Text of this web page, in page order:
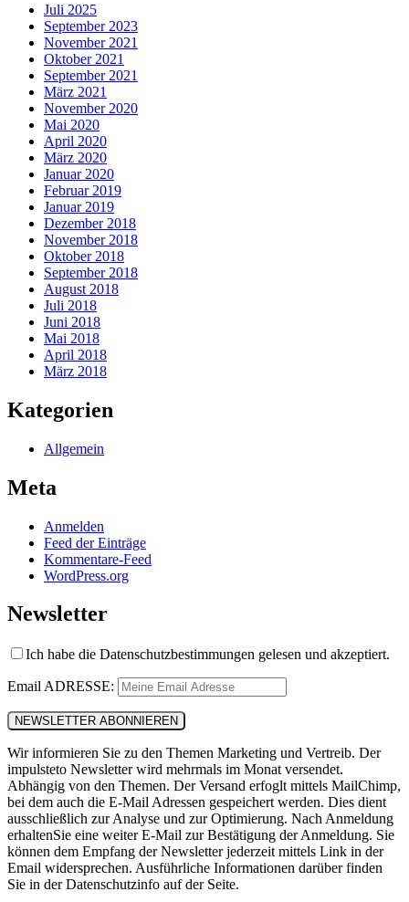
Juli 2025
September 2023
November 2021
Oktober 2021
September 2021
März 2021
November 2020
Mai 2020
April 2020
März 2020
Januar 2020
Februar 2019
Januar 2019
Dezember 2018
November 2018
Oktober 2018
September 2018
August 2018
Juli 2018
Juni 2018
Mai 2018
April 2018
März 2018
Kategorien
Allgemein
Meta
Anmelden
Feed der Einträge
Kommentare-Feed
WordPress.org
Newsletter
Ich habe die Datenschutzbestimmungen gelesen und akzeptiert.
Email ADRESSE:
Wir informieren Sie zu den Themen Marketing und Vertreib. Der
impulsteto Newsletter wird mehrmals im Monat versendet.
Abhängig von den Themen. Der Versand erfoglt mittels MailChimp,
bei dem auch die E-Mail Adressen gespeichert werden. Dies dient
ausschließlich zur Analyse und zur Optimierung. Nach Anmeldung
erhaltenSie eine weiter E-Mail zur Bestätigung der Anmeldung. Sie
können dem Empfang der Newsletter jederzeit mittels Link in der
Email widersprechen. Ausführliche Informationen darüber finden
Sie in der Datenschutzinfo auf der Seite.